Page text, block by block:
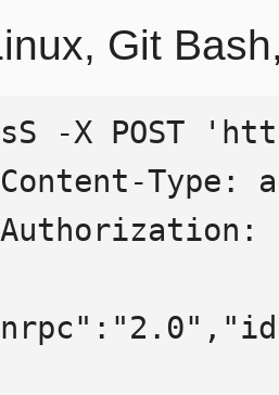
Git
-X POST